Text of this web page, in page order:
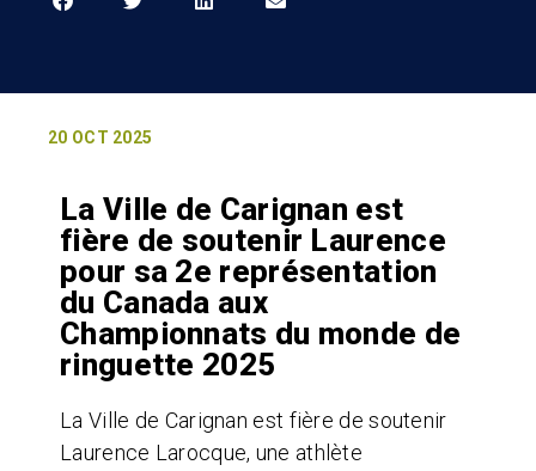
20 OCT 2025
La Ville de Carignan est
fière de soutenir Laurence
pour sa 2e représentation
du Canada aux
Championnats du monde de
ringuette 2025
La Ville de Carignan est fière de soutenir
Laurence Larocque, une athlète